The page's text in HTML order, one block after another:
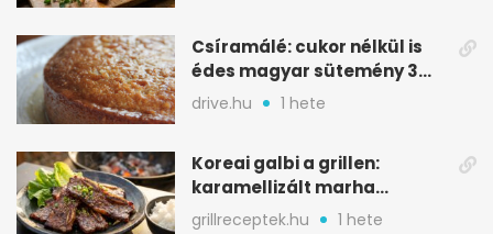
Csíramálé: cukor nélkül is
édes magyar sütemény 3
alapanyagból
drive.hu 1 hete
Koreai galbi a grillen:
karamellizált marha
rövidborda gyorsan
grillreceptek.hu 1 hete